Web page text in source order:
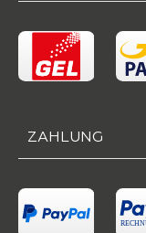
ZAHLUNG